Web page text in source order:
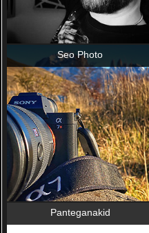
Seo Photo
Panteganakid